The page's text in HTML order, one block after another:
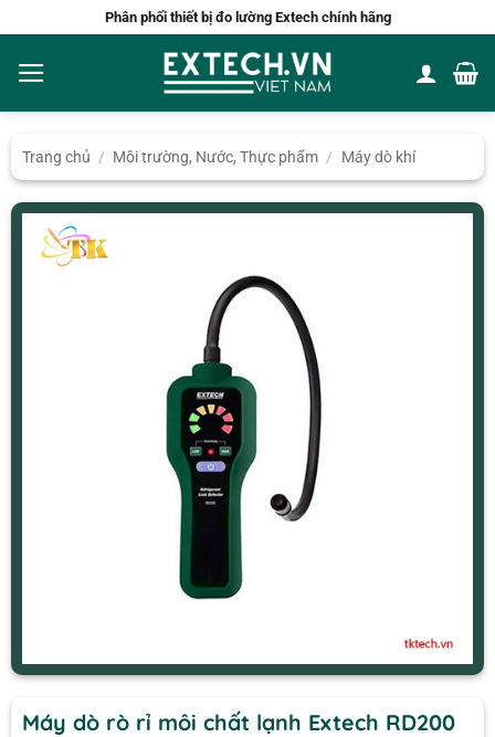
nội
dung
Phân phối thiết bị đo lường Extech chính hãng
Trang chủ / Môi trường, Nước, Thực phẩm / Máy dò khí
Máy dò rò rỉ môi chất lạnh Extech RD200